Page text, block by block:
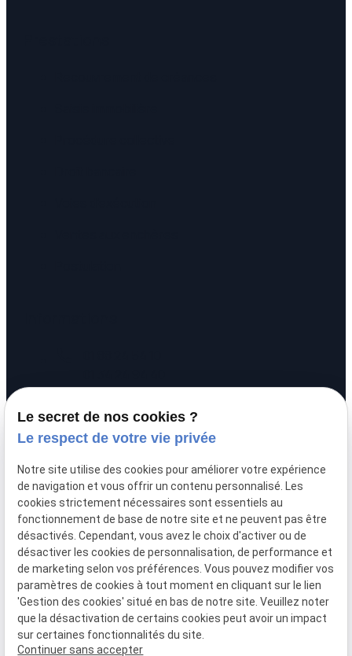
prachay 95300 PONTOISE
09:00 - 12:00 / 14:00 - 17:00
Mentions
légales
Politique de
confidentialité
Plan du
site
Gestion
Le secret de nos cookies ?
Le respect de votre vie privée
Notre site utilise des cookies pour améliorer votre expérience
de navigation et vous offrir un contenu personnalisé. Les
cookies strictement nécessaires sont essentiels au
fonctionnement de base de notre site et ne peuvent pas être
désactivés. Cependant, vous avez le choix d'activer ou de
désactiver les cookies de personnalisation, de performance et
de marketing selon vos préférences. Vous pouvez modifier vos
paramètres de cookies à tout moment en cliquant sur le lien
'Gestion des cookies' situé en bas de notre site. Veuillez noter
que la désactivation de certains cookies peut avoir un impact
sur certaines fonctionnalités du site.
Continuer sans accepter